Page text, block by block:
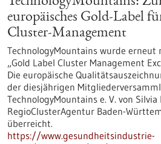
europäisches Gold-Label
Cluster-Management
TechnologyMountains wurde
„Gold Label Cluster Management
Die europäische
der diesjährigen
TechnologyMountains e. V. von Silvia
RegioClusterAgentur Baden-
überreicht.
https://www.gesundheitsindustrie-